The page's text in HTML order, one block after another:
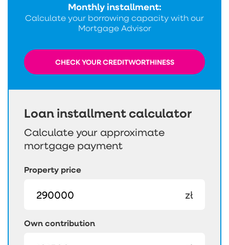
Loan installment calculator
Calculate your approximate
mortgage payment
Property price
zł
Own contribution
Monthly installment:
Calculate your borrowing capacity with our
Mortgage Advisor
CHECK YOUR CREDITWORTHINESS